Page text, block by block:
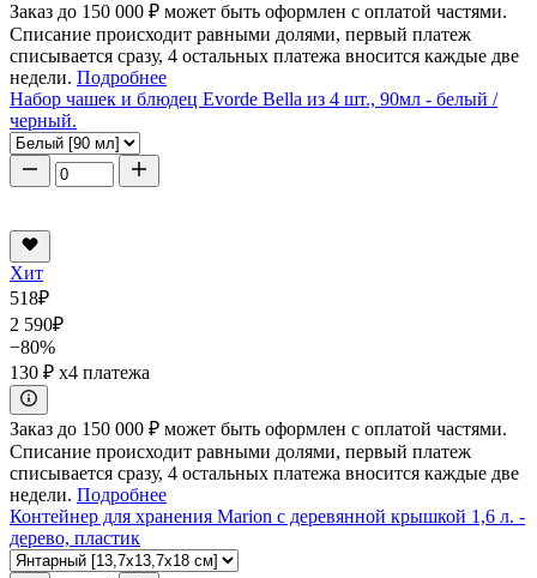
Заказ до 150 000 ₽ может быть оформлен с оплатой частями.
Списание происходит равными долями, первый платеж
списывается сразу, 4 остальных платежа вносится каждые две
недели. Подробнее
Набор чашек и блюдец Evorde Bella из 4 шт., 90мл - белый /
черный.
Хит
518₽
2 590₽
−80%
130 ₽ x4 платежа
Заказ до 150 000 ₽ может быть оформлен с оплатой частями.
Списание происходит равными долями, первый платеж
списывается сразу, 4 остальных платежа вносится каждые две
недели. Подробнее
Контейнер для хранения Marion с деревянной крышкой 1,6 л. -
дерево, пластик